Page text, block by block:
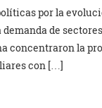
por la
de
concentraron la
con […]